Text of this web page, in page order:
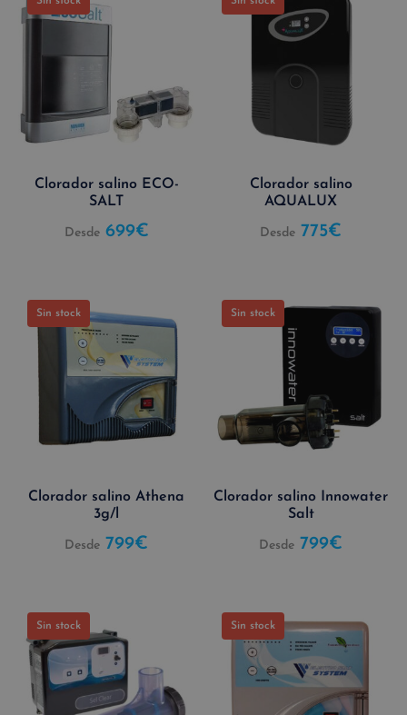
Clorador salino ECO-
SALT
Desde 699€
Clorador salino
AQUALUX
Desde 775€
Sin stock
Clorador salino Athena
3g/l
Desde 799€
Sin stock
Clorador salino Innowater
Salt
Desde 799€
Sin stock Sin stock